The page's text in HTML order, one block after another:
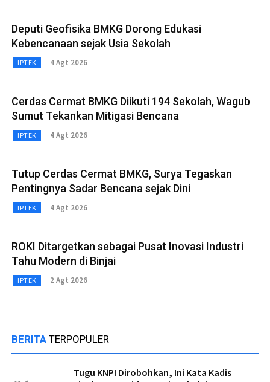
Deputi Geofisika BMKG Dorong Edukasi
Kebencanaan sejak Usia Sekolah
IPTEK 4 Agt 2026
Cerdas Cermat BMKG Diikuti 194 Sekolah, Wagub
Sumut Tekankan Mitigasi Bencana
IPTEK 4 Agt 2026
Tutup Cerdas Cermat BMKG, Surya Tegaskan
Pentingnya Sadar Bencana sejak Dini
IPTEK 4 Agt 2026
ROKI Ditargetkan sebagai Pusat Inovasi Industri
Tahu Modern di Binjai
IPTEK 2 Agt 2026
BERITA TERPOPULER
Tugu KNPI Dirobohkan, Ini Kata Kadis